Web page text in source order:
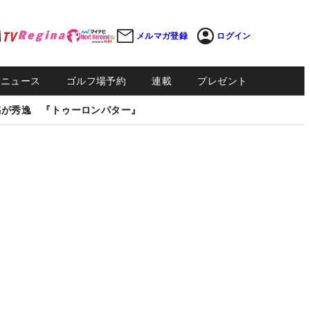
メルマガ登録 ログイン
ュース ゴルフ場予約 連載 プレゼント
秀逸 『トゥーロンパター』